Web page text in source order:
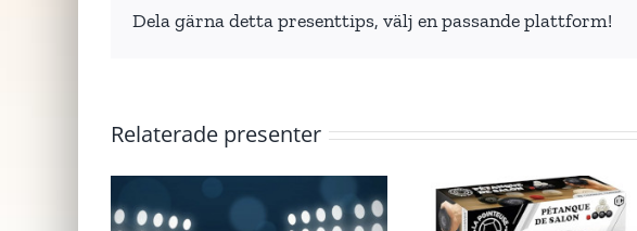
Dela gärna detta presenttips, välj en passande plattform!
Relaterade presenter